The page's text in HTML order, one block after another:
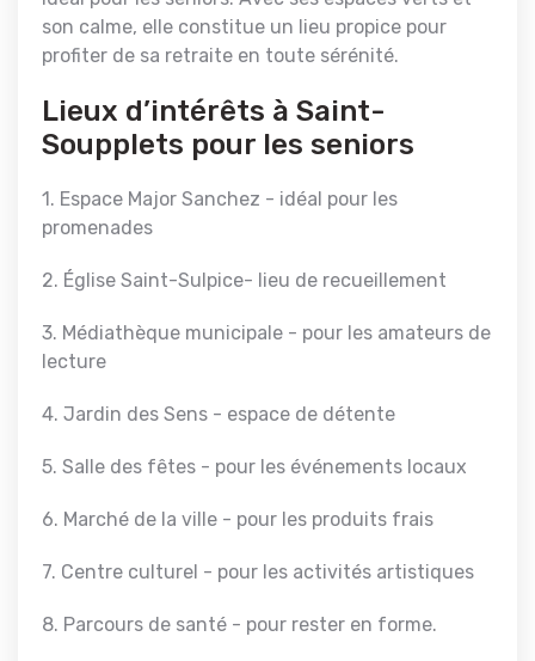
son calme, elle constitue un lieu propice pour
profiter de sa retraite en toute sérénité.
Lieux d’intérêts à Saint-
Soupplets pour les seniors
1. Espace Major Sanchez - idéal pour les
promenades
2. Église Saint-Sulpice- lieu de recueillement
3. Médiathèque municipale - pour les amateurs de
lecture
4. Jardin des Sens - espace de détente
5. Salle des fêtes - pour les événements locaux
6. Marché de la ville - pour les produits frais
7. Centre culturel - pour les activités artistiques
8. Parcours de santé - pour rester en forme.